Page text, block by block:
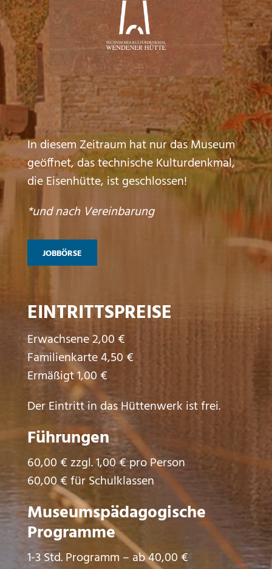
In diesem Zeitraum hat nur das Museum
geöffnet, das technische Kulturdenkmal,
die Eisenhütte, ist geschlossen!
*und nach Vereinbarung
JOBBÖRSE
EINTRITTSPREISE
Erwachsene 2,00 €
Familienkarte 4,50 €
Ermäßigt 1,00 €
Der Eintritt in das Hüttenwerk ist frei.
Führungen
60,00 € zzgl. 1,00 € pro Person
60,00 € für Schulklassen
Museumspädagogische
Programme
1-3 Std. Programm – ab 40,00 €